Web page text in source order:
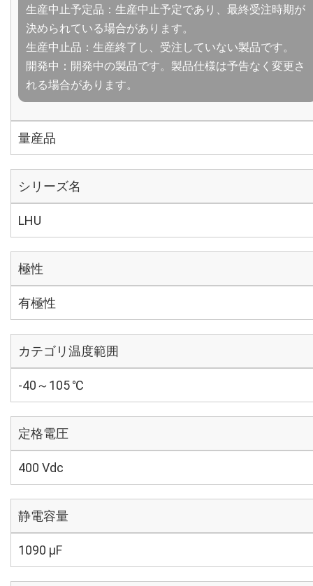
生産中止予定品：生産中止予定であり、最終受注時期が
決められている場合があります。
生産中止品：生産終了し、受注していない製品です。
開発中：開発中の製品です。製品仕様は予告なく変更さ
れる場合があります。
量産品
シリーズ名
LHU
極性
有極性
カテゴリ温度範囲
-40～105 ℃
定格電圧
400 Vdc
静電容量
1090 µF